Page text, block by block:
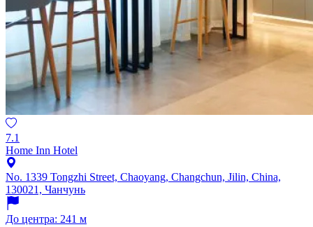
7.1
Home Inn Hotel
No. 1339 Tongzhi Street, Chaoyang, Changchun, Jilin, China,
130021, Чанчунь
До центра: 241 м